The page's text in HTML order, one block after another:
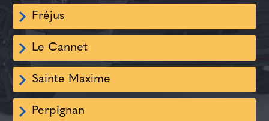
Fréjus
Le Cannet
Sainte Maxime
Perpignan